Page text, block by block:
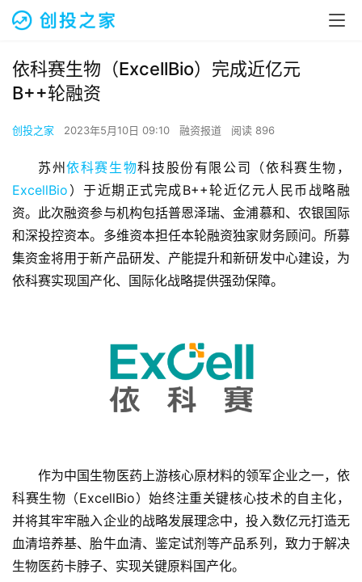
融
资
报
依科赛生物（ExcellBio）完成近亿元
B++轮融资
创投之家 2023年5月10日 09:10 融资报道 阅读 896
苏州依科赛生物科技股份有限公司（依科赛生物，
ExcellBio ）于近期正式完成B++轮近亿元人民币战略融
资。此次融资参与机构包括普恩泽瑞、金浦慕和、农银国际
和深投控资本。多维资本担任本轮融资独家财务顾问。所募
集资金将用于新产品研发、产能提升和新研发中心建设，为
依科赛实现国产化、国际化战略提供强劲保障。
作为中国生物医药上游核心原材料的领军企业之一，依
科赛生物（ExcellBio）始终注重关键核心技术的自主化，
并将其牢牢融入企业的战略发展理念中，投入数亿元打造无
血清培养基、胎牛血清、鉴定试剂等产品系列，致力于解决
生物医药卡脖子、实现关键原料国产化。